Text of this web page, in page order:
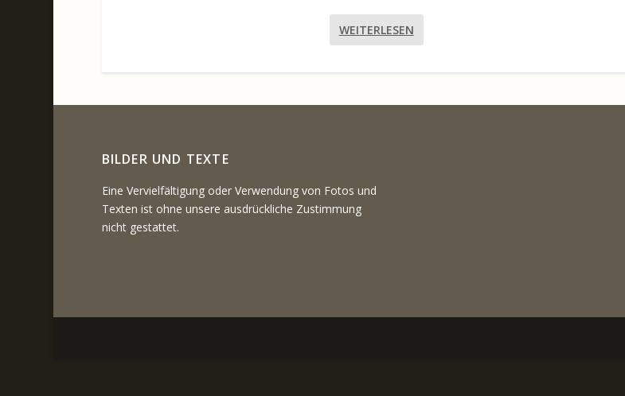
WEITERLESEN
BILDER UND TEXTE
Eine Vervielfältigung oder Verwendung von Fotos und
Texten ist ohne unsere ausdrückliche Zustimmung
nicht gestattet.